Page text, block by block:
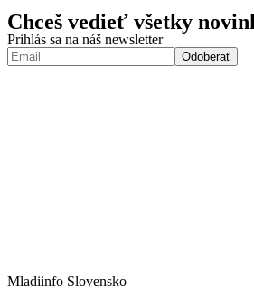
Chceš vedieť všetky
Prihlás sa na náš newsletter
Mladiinfo Slovensko